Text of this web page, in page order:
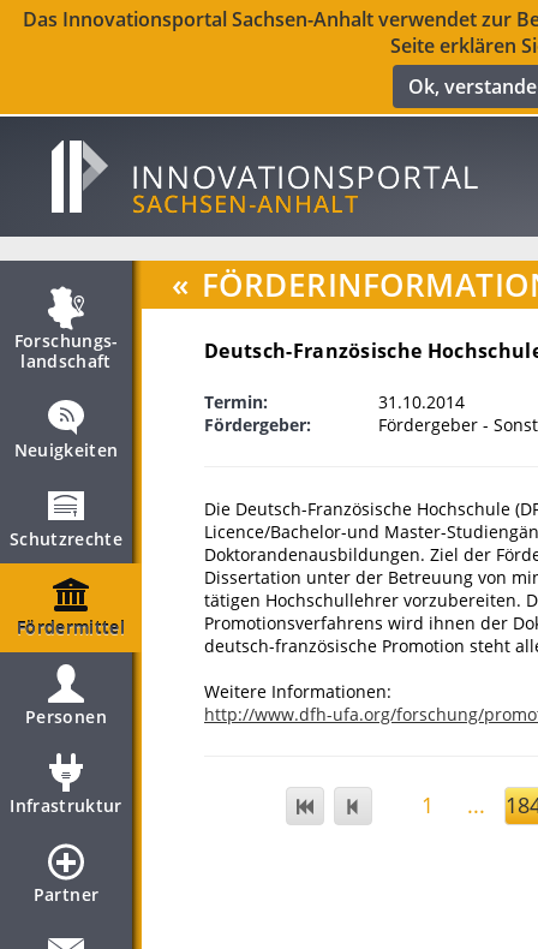
Das Innovationsportal Sachsen-Anhalt verwendet zur
Seite erklären
Ok,
Forschungs­
landschaft
Neuigkeiten
Schutzrechte
Fördermittel
Personen
Infrastruktur
Partner
«
Deutsch-Französische
Termin:
31.10.2014
Fördergeber:
Fördergeber -
Die Deutsch-Französische Hochschule
Licence/Bachelor-und Master-
Doktorandenausbildungen. Ziel der
Dissertation unter der Betreuung von
tätigen Hochschullehrer vorzubereiten.
Promotionsverfahrens wird ihnen der
deutsch-französische Promotion steht
Weitere Informationen:
http://www.dfh-ufa.org/forschung/
1 ...